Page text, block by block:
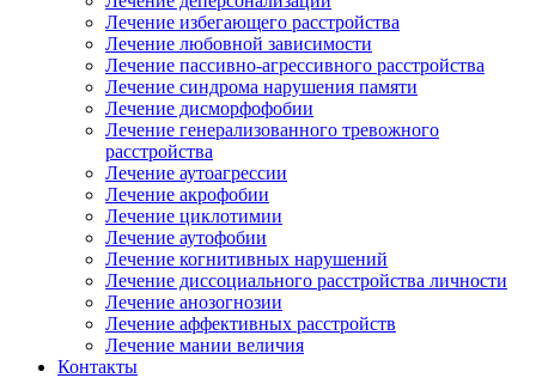
Лечение избегающего расстройства
Лечение любовной зависимости
Лечение пассивно-агрессивного расстройства
Лечение синдрома нарушения памяти
Лечение дисморфофобии
Лечение генерализованного тревожного
расстройства
Лечение аутоагрессии
Лечение акрофобии
Лечение циклотимии
Лечение аутофобии
Лечение когнитивных нарушений
Лечение диссоциального расстройства личности
Лечение анозогнозии
Лечение аффективных расстройств
Лечение мании величия
Контакты